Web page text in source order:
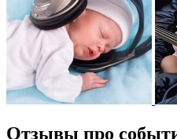
Отзывы про